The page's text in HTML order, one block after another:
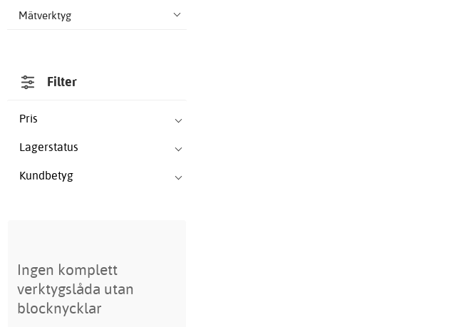
Mätverktyg
Filter
Pris
Lagerstatus
Kundbetyg
Ingen komplett
verktygslåda utan
blocknycklar